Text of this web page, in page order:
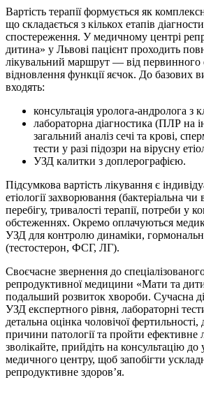
Вартість терапії формується як
що складається з кількох етапів
спостереження. У медичному центрі
дитина» у Львові пацієнт проходить
лікувальний маршрут — від первинного
відновлення функції яєчок. До базових
входять:
консультація уролога-андролога з
лабораторна діагностика (ПЛР на
загальний аналіз сечі та крові,
тести у разі підозри на вірусну
УЗД калитки з доплерографією.
Підсумкова вартість лікування є
етіології захворювання (бактеріальна
перебігу, тривалості терапії, потреби у
обстеженнях. Окремо оплачуються
УЗД для контролю динаміки,
(тестостерон, ФСГ, ЛГ).
Своєчасне звернення до
репродуктивної медицини «Мати та
подальший розвиток хвороби. Сучасна
УЗД експертного рівня, лабораторні
детальна оцінка чоловічої
причини патології та пройти ефективне
зволікайте, прийдіть на консультацію
медичного центру, щоб запобігти
репродуктивне здоров’я.